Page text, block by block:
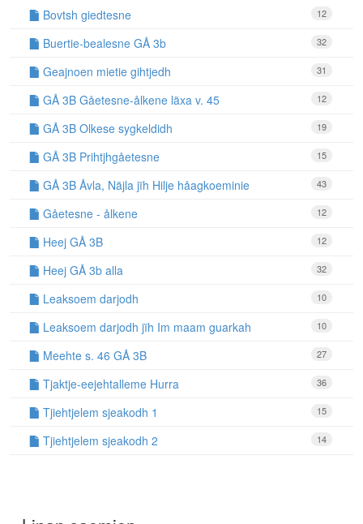
12
Bovtsh giedtesne
32
Buertie-bealesne GÅ 3b
31
Geajnoen mietie gihtjedh
12
GÅ 3B Gåetesne-ålkene läxa v. 45
19
GÅ 3B Olkese sygkeldidh
15
GÅ 3B Prihtjhgåetesne
43
GÅ 3B Åvla, Näjla jïh Hilje håagkoeminie
12
Gåetesne - ålkene
12
Heej GÅ 3B
32
Heej GÅ 3b alla
10
Leaksoem darjodh
10
Leaksoem darjodh jïh Im maam guarkah
27
Meehte s. 46 GÅ 3B
36
Tjaktje-eejehtalleme Hurra
15
Tjiehtjelem sjeakodh 1
14
Tjiehtjelem sjeakodh 2